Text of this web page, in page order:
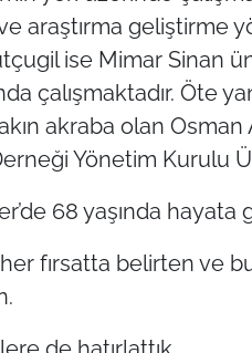
araştırma geliştirme
ise Mimar Sinan
ça­lışmaktadır. Öte
akraba olan
Yönetim Kurulu
68 yaşında
fırsatta belirten ve